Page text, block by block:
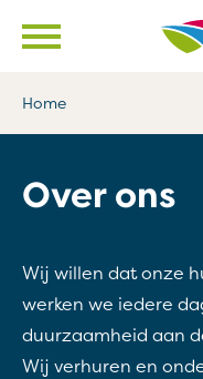
Ga naar Hoofd
Home
Over ons
Wij willen dat onze
werken we iedere
duurzaamheid aan
Wij verhuren en